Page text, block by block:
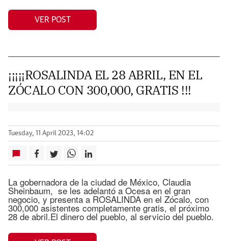
VER POST
¡¡¡¡¡ROSALINDA EL 28 ABRIL, EN EL
ZÓCALO CON 300,000, GRATIS !!!
Tuesday, 11 April 2023, 14:02
La gobernadora de la ciudad de México, Claudia
Sheinbaum, se les adelantó a Ocesa en el gran
negocio, y presenta a ROSALINDA en el Zócalo, con
300,000 asistentes completamente gratis, el próximo
28 de abril.El dinero del pueblo, al servicio del pueblo.